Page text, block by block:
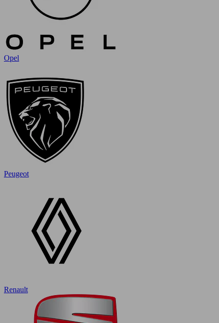
Opel
Peugeot
Renault